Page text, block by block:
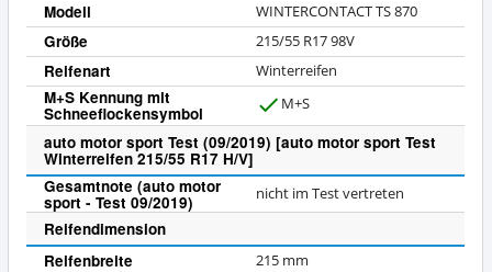
Modell WINTERCONTACT TS 870
Größe 215/55 R17 98V
Reifenart Winterreifen
M+S Kennung mit
Schneeflockensymbol
a
M+S
auto motor sport Test (09/2019) [auto motor sport Test
Winterreifen 215/55 R17 H/V]
Gesamtnote (auto motor
sport - Test 09/2019) nicht im Test vertreten
Reifendimension
Reifenbreite
215 mm